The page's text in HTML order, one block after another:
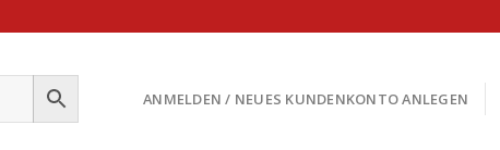
ANMELDEN / NEUES KUNDENKONTO ANLEGEN